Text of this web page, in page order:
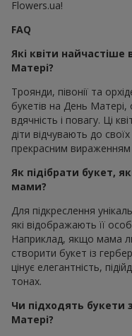
Flowers.ua!
FAQ
Які квіти
Матері?
Троянди, півонії та
букетів на День
вдячність і повагу. Ці
діти відчувають до
прекрасним вираженням
Як підібрати букет,
мами?
Для підкреслення
які відображають її
Наприклад, якщо мама
створити букет із
цінує елегантність,
тонах.
Чи підходять букети
Матері?